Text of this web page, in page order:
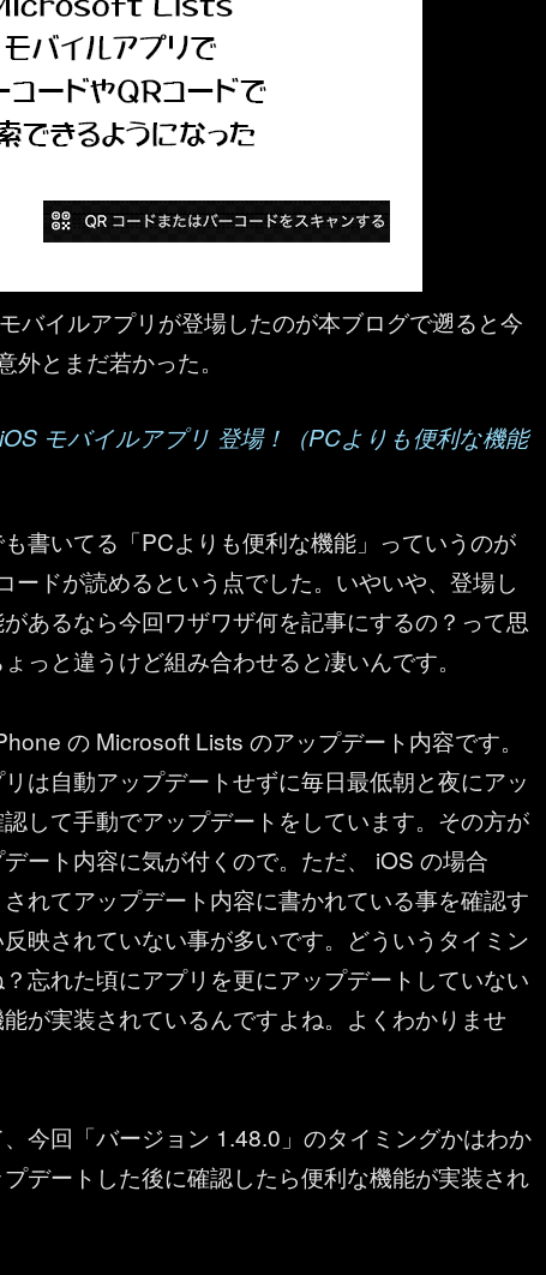
バイルアプリが登場したのが本ブログで遡ると今
外とまだ若かった。
モバイルアプリ 登場！（PCよりも便利な機能
書いてる「PCよりも便利な機能」っていうのが
ードが読めるという点でした。いやいや、登場し
あるなら今回ワザワザ何を記事にするの？って思
っと違うけど組み合わせると凄いんです。
の Microsoft Lists のアップデート内容です。
は自動アップデートせずに毎日最低朝と夜にアッ
して手動でアップデートをしています。その方が
ート内容に気が付くので。ただ、 iOS の場合
れてアップデート内容に書かれている事を確認す
映されていない事が多いです。どういうタイミン
忘れた頃にアプリを更にアップデートしていない
が実装されているんですよね。よくわかりませ
今回「バージョン 1.48.0」のタイミングかはわか
デートした後に確認したら便利な機能が実装され